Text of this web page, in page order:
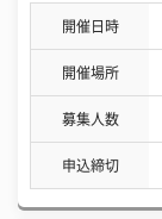
開催日時
開催場所
募集人数
申込締切